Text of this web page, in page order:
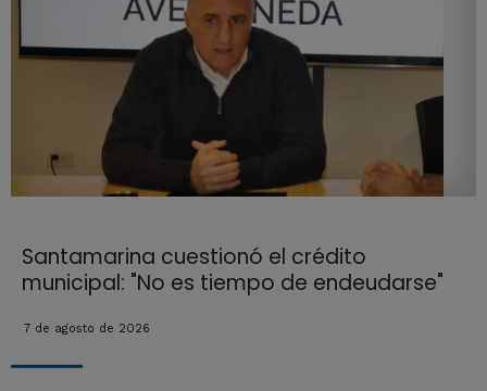
Santamarina cuestionó el crédito
municipal: "No es tiempo de endeudarse"
7 de agosto de 2026